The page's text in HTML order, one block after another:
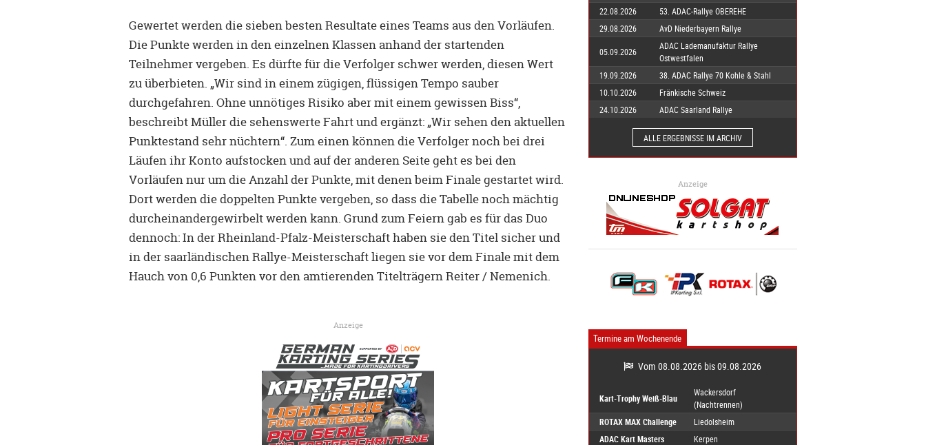
Gewertet werden die sieben besten Resultate eines Teams aus den Vorläufen.
Die Punkte werden in den einzelnen Klassen anhand der startenden
Teilnehmer vergeben. Es dürfte für die Verfolger schwer werden, diesen Wert
zu überbieten. „Wir sind in einem zügigen, flüssigen Tempo sauber
durchgefahren. Ohne unnötiges Risiko aber mit einem gewissen Biss“,
beschreibt Müller die sehenswerte Fahrt und ergänzt: „Wir sehen den aktuellen
Punktestand sehr nüchtern“. Zum einen können die Verfolger noch bei drei
Läufen ihr Konto aufstocken und auf der anderen Seite geht es bei den
Vorläufen nur um die Anzahl der Punkte, mit denen beim Finale gestartet wird.
Dort werden die doppelten Punkte vergeben, so dass die Tabelle noch mächtig
durcheinandergewirbelt werden kann. Grund zum Feiern gab es für das Duo
dennoch: In der Rheinland-Pfalz-Meisterschaft haben sie den Titel sicher und
in der saarländischen Rallye-Meisterschaft liegen sie vor dem Finale mit dem
Hauch von 0,6 Punkten vor den amtierenden Titelträgern Reiter / Nemenich.
Anzeige
22.08.2026
53. ADAC-Rallye OBEREHE
29.08.2026
AvD Niederbayern Rallye
05.09.2026
ADAC Lademanufaktur Rallye
Ostwestfalen
19.09.2026
38. ADAC Rallye 70 Kohle & Stahl
10.10.2026
Fränkische Schweiz
24.10.2026
ADAC Saarland Rallye
ALLE ERGEBNISSE IM ARCHIV
Anzeige
Termine am Wochenende
Vom 08.08.2026 bis 09.08.2026
Kart-Trophy Weiß-Blau
Wackersdorf
(Nachtrennen)
ROTAX MAX Challenge
Liedolsheim
ADAC Kart Masters
Kerpen